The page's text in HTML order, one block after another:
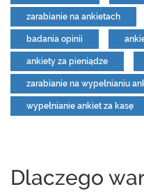
zarabianie na ankietach
badania opinii
ankiety za pieniądze
zarabianie na wypełnianiu
wypełnianie ankiet za kasę
Dlaczego